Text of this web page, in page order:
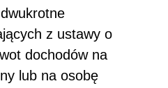
z ustawy o
dochodów na
lub na osobę